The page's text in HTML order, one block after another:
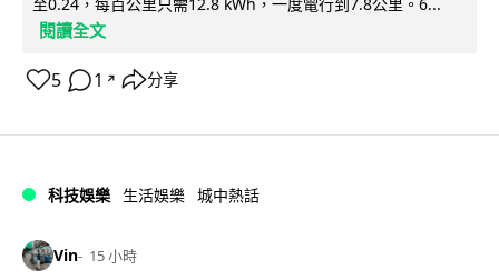
閱讀全文
5 1 ↗ 分享
科技娛樂 生活娛樂 城中熱話
Vin 15 小時